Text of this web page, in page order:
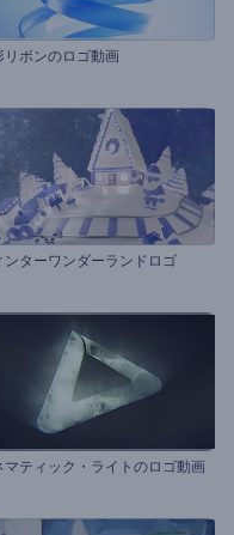
リボンのロゴ動画
ンターワンダーランドロゴ
マティック・ライトのロゴ動画